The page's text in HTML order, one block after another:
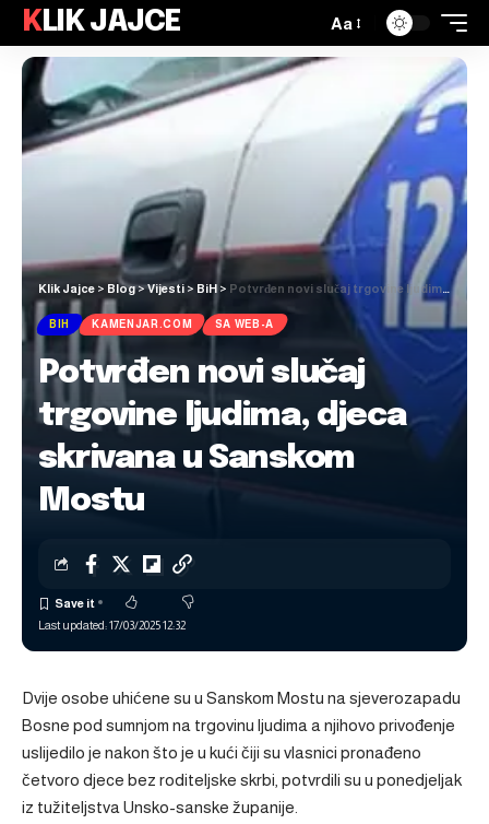
KLIK JAJCE Aa
Klik Jajce > Blog>Vijesti > BiH > Potvrđen novi slučaj trgovine ljudima, djeca skrivana u Sanskom Mostu
BIH KAMENJAR.COM SA WEB-A
Potvrđen novi slučaj
trgovine ljudima, djeca
skrivana u Sanskom
Mostu
Last updated: 17/03/2025 12:32
Dvije osobe uhićene su u Sanskom Mostu na sjeverozapadu
Bosne pod sumnjom na trgovinu ljudima a njihovo privođenje
uslijedilo je nakon što je u kući čiji su vlasnici pronađeno
četvoro djece bez roditeljske skrbi, potvrdili su u ponedjeljak
iz tužiteljstva Unsko-sanske županije.